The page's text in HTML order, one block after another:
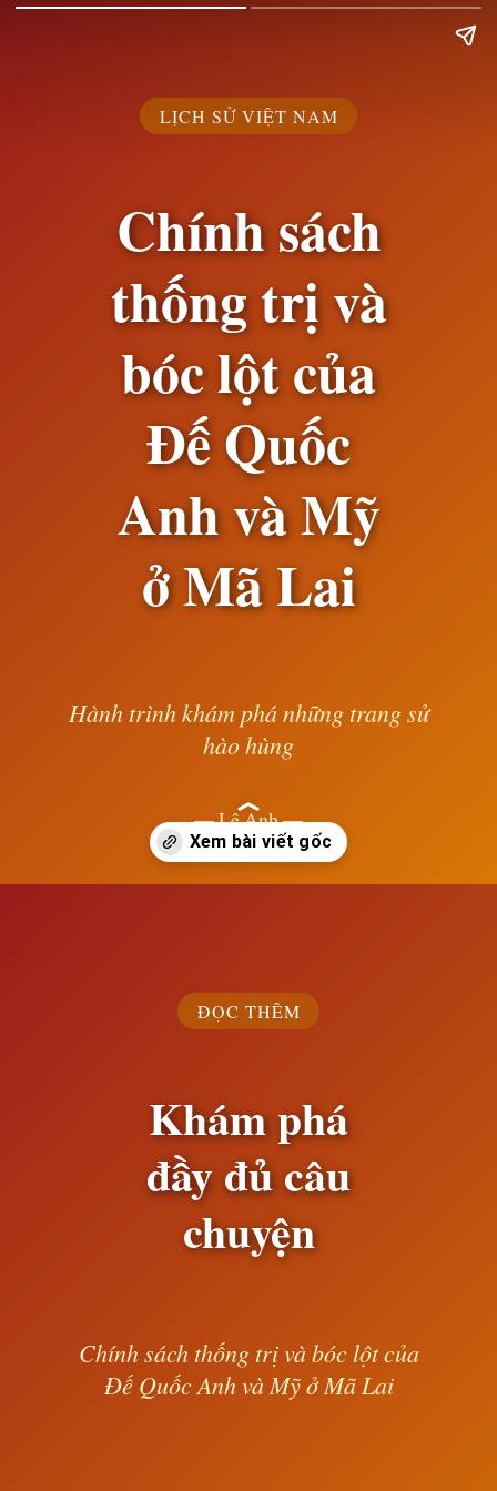
LỊCH SỬ VIỆT NAM
Chính sách
thống trị và
bóc lột của
Đế Quốc
Anh và Mỹ
ở Mã Lai
Hành trình khám phá những trang sử
hào hùng
— Lê Anh —
ĐỌC THÊM
Khám phá
đầy đủ câu
chuyện
Chính sách thống trị và bóc lột của
Đế Quốc Anh và Mỹ ở Mã Lai